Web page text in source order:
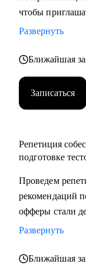
достижения
• Оценить
• Отвечу на
маркетолога и
Кому могу помочь:
• Начинающий в
• Планируешь
• Стремишься
• Хочешь быть
коммуникациях
чтобы
Развернуть
Ближайшая
Записаться
Репетиция
подготовке
Проведем
рекомендаций
офферы стали
Развернуть
Ближайшая